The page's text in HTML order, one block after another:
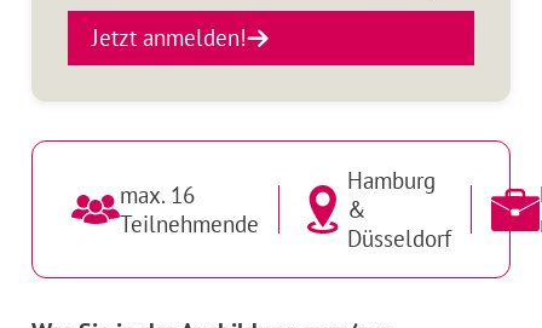
Jetzt anmelden!
max. 16
Teilnehmende
Hamburg
&
Düsseldorf